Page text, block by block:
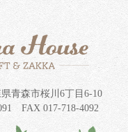
青森市桜川6丁目6-10
FAX 017-718-4092